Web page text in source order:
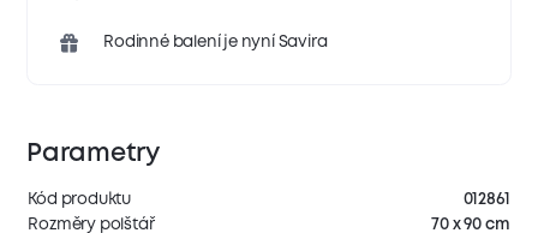
Rodinné balení je nyní Savira
Parametry
Kód produktu
012861
Rozměry polštář
70 x 90 cm